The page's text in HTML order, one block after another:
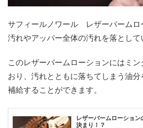
サフィールノワール レザーバームロ
汚れやアッパー全体の汚れを落として
このレザーバームローションにはミ
おり、汚れとともに落ちてしまう油
補給することができます。
レザーバームローショ
決まり！？